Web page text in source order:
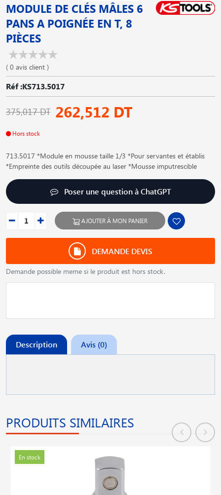
MODULE DE CLÉS MÂLES 6
PANS A POIGNÉE EN T, 8
PIÈCES
( 0 avis client )
Réf :KS713.5017
375,017 DT 262,512 DT
Hors stock
713.5017 *Module en mousse taille 1/3 *Pour servantes et établis
*Empreinte des outils découpée au laser *Mousse imputrescible
Poser une question à ChatGPT
AJOUTER À MON PANIER
DEMANDE DEVIS
Demande possible meme si le produit est hors stock.
Description Avis (0)
PRODUITS SIMILAIRES
En stock